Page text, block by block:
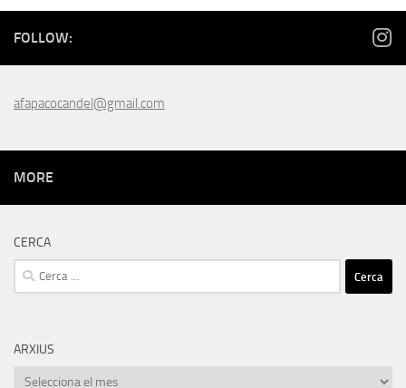
FOLLOW:
afapacocandel@gmail.com
MORE
CERCA
Cerca:
ARXIUS
Arxius